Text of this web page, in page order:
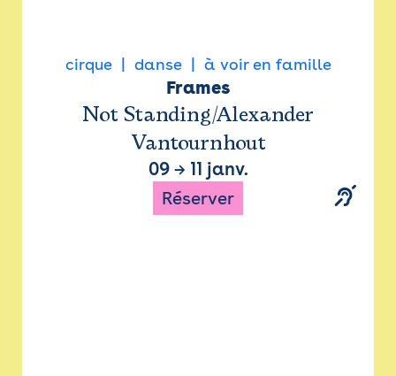
cirque danse à voir en famille
Frames
Not Standing/Alexander
Vantournhout
09→ 11 janv.
Réserver